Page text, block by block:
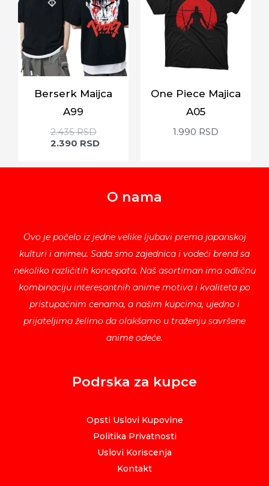
Berserk Maijca
A99
2.435RSD
2.390 RSD
One Piece Majica
A05
1.990 RSD
O nama
Ovo je počelo iz jedne velike ljubavi prema japanskoj
kulturi i animeu. Sada smo zajednica i vodeći brend sa
nekoliko različitih koncepata. Naš asortiman ima odličnu
kombinaciju interesantnih anime motiva i kvaliteta po
pristupačnim cenama, a našim kupcima, ujedno i
prijateljima želimo da olakšamo u traženju savršene
anime odeće.
Podrska za kupce
Opsti Uslovi Kupovine
Politika Privatnosti
Uslovi Koriscenja
Kontakt